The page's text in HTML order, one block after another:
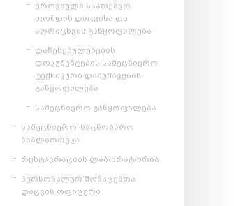
ეროვნული საარქივო
ფონდის დაცვისა და
აღრიცხვის განყოფილება
დაწესებულებების
დოკუმენტების სამეცნიერო
ტექნიკური დამუშავების
განყოფილება
სამეცნიერო განყოფილება
სამეცნიერო-საცნობარო
ბიბლიოთეკა
რესტავრაციის ლაბორატორია
პერსონალურ მონაცემთა
დაცვის ოფიცერი